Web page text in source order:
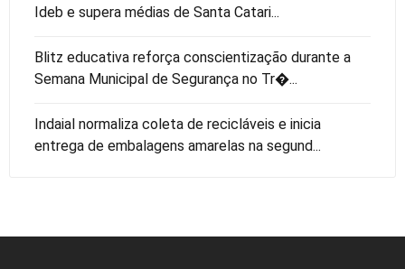
Ideb e supera médias de Santa Catari...
Blitz educativa reforça conscientização durante a
Semana Municipal de Segurança no Tr�...
Indaial normaliza coleta de recicláveis e inicia
entrega de embalagens amarelas na segund...